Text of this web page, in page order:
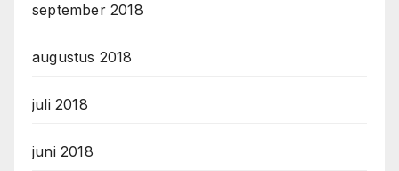
september 2018
augustus 2018
juli 2018
juni 2018